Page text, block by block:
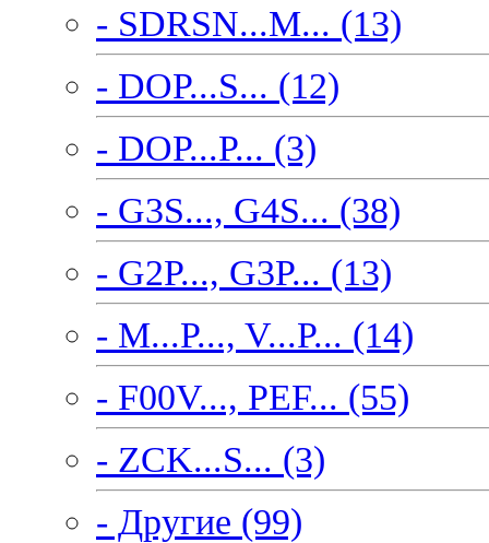
- SDRSN...M... (13)
- DOP...S... (12)
- DOP...P... (3)
- G3S..., G4S... (38)
- G2P..., G3P... (13)
- M...P..., V...P... (14)
- F00V..., PEF... (55)
- ZCK...S... (3)
- Другие (99)